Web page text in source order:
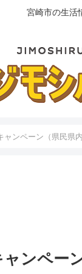
宮崎市の生活
ャンペーン（県民県
ャンペー